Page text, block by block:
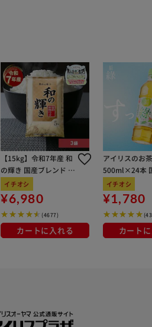
【15kg】令和7年産 和
の輝き 国産ブレンド 5
kg×3袋
イチオシ
¥6,980
(4677)
カートに入れる
アイリスのお
500ml×24本
100％使用
イチオシ
¥1,780
カート